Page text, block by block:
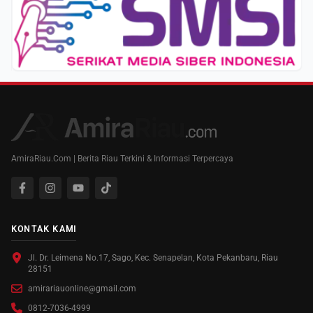
AmiraRiau.Com | Berita Riau Terkini & Informasi Terpercaya
KONTAK KAMI
Jl. Dr. Leimena No.17, Sago, Kec. Senapelan, Kota Pekanbaru, Riau
28151
amirariauonline@gmail.com
0812-7036-4999